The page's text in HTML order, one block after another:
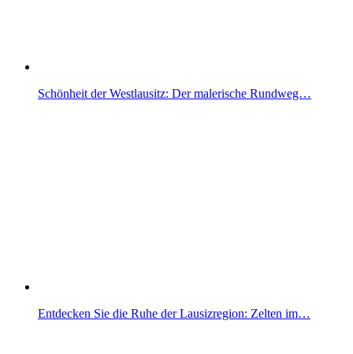
Schönheit der Westlausitz: Der malerische Rundweg…
Entdecken Sie die Ruhe der Lausizregion: Zelten im…